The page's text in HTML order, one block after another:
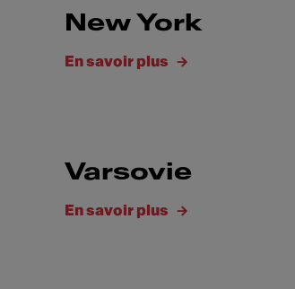
New York
En savoir plus
Varsovie
En savoir plus